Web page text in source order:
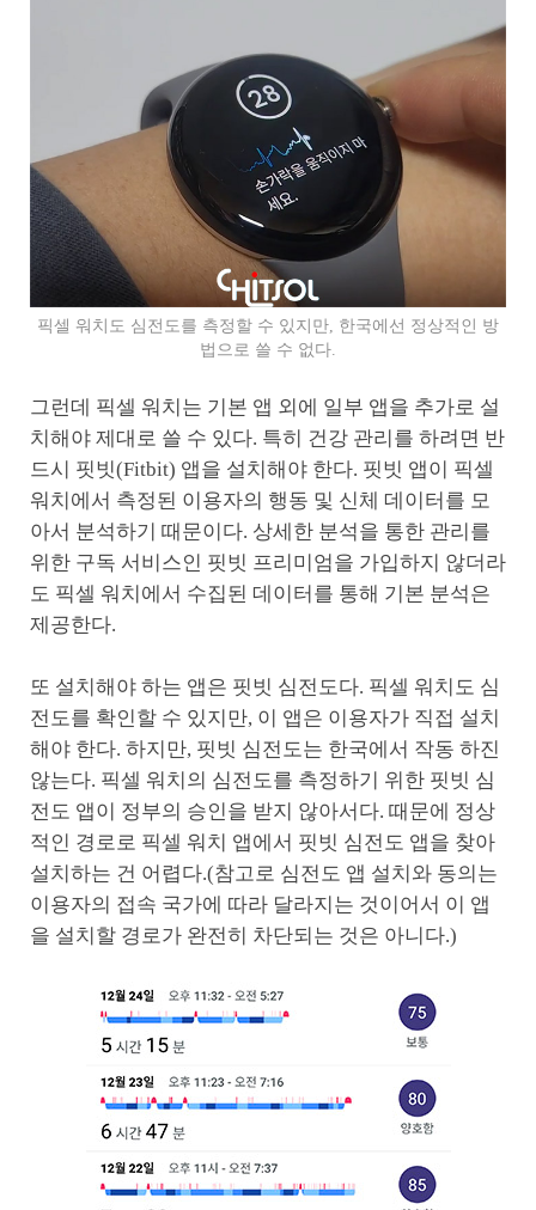
픽셀 워치도 심전도를 측정할 수 있지만, 한국에선 정상적인 방
법으로 쓸 수 없다.
그런데 픽셀 워치는 기본 앱 외에 일부 앱을 추가로 설
치해야 제대로 쓸 수 있다. 특히 건강 관리를 하려면 반
드시 핏빗(Fitbit) 앱을 설치해야 한다. 핏빗 앱이 픽셀
워치에서 측정된 이용자의 행동 및 신체 데이터를 모
아서 분석하기 때문이다. 상세한 분석을 통한 관리를
위한 구독 서비스인 핏빗 프리미엄을 가입하지 않더라
도 픽셀 워치에서 수집된 데이터를 통해 기본 분석은
제공한다.
또 설치해야 하는 앱은 핏빗 심전도다. 픽셀 워치도 심
전도를 확인할 수 있지만, 이 앱은 이용자가 직접 설치
해야 한다. 하지만, 핏빗 심전도는 한국에서 작동 하진
않는다. 픽셀 워치의 심전도를 측정하기 위한 핏빗 심
전도 앱이 정부의 승인을 받지 않아서다. 때문에 정상
적인 경로로 픽셀 워치 앱에서 핏빗 심전도 앱을 찾아
설치하는 건 어렵다.(참고로 심전도 앱 설치와 동의는
이용자의 접속 국가에 따라 달라지는 것이어서 이 앱
을 설치할 경로가 완전히 차단되는 것은 아니다.)